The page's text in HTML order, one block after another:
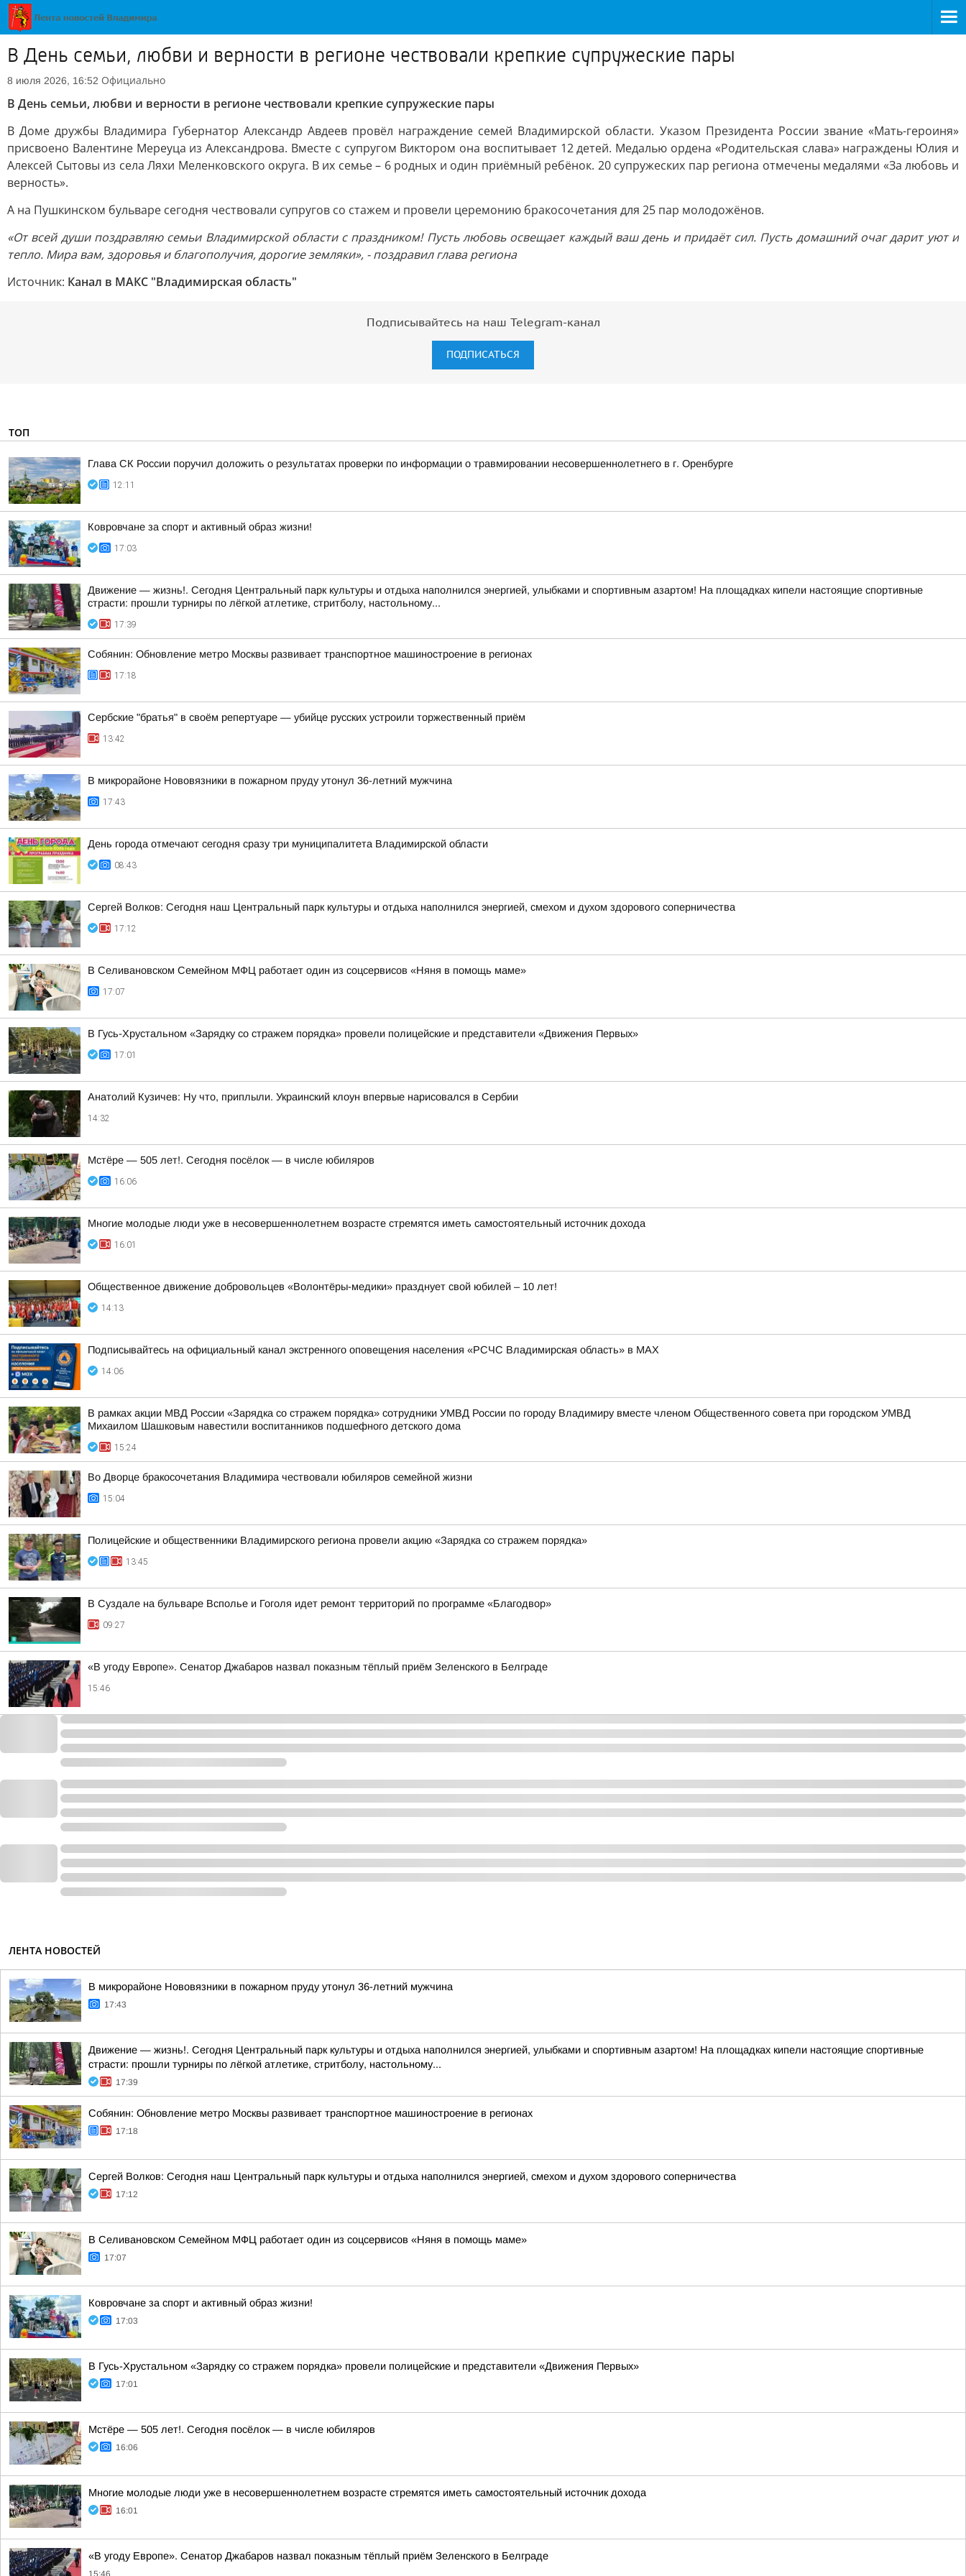
В День семьи, любви и верности в регионе чествовали крепкие супружеские пары
8 июля 2026, 16:52 Официально
В День семьи, любви и верности в регионе чествовали крепкие супружеские пары
В Доме дружбы Владимира Губернатор Александр Авдеев провёл награждение семей Владимирской области. Указом Президента России звание «Мать-героиня»
присвоено Валентине Мереуца из Александрова. Вместе с супругом Виктором она воспитывает 12 детей. Медалью ордена «Родительская слава» награждены Юлия и
Алексей Сытовы из села Ляхи Меленковского округа. В их семье – 6 родных и один приёмный ребёнок. 20 супружеских пар региона отмечены медалями «За любовь и
верность».
А на Пушкинском бульваре сегодня чествовали супругов со стажем и провели церемонию бракосочетания для 25 пар молодожёнов.
«От всей души поздравляю семьи Владимирской области с праздником! Пусть любовь освещает каждый ваш день и придаёт сил. Пусть домашний очаг дарит уют и
тепло. Мира вам, здоровья и благополучия, дорогие земляки», - поздравил глава региона
Источник: Канал в МАКС "Владимирская область"
Подписывайтесь на наш Telegram-канал
ПОДПИСАТЬСЯ
ТОП
Глава СК России поручил доложить о результатах проверки по информации о травмировании несовершеннолетнего в г. Оренбурге
12:11
Ковровчане за спорт и активный образ жизни!
17:03
Движение — жизнь!. Сегодня Центральный парк культуры и отдыха наполнился энергией, улыбками и спортивным азартом! На площадках кипели настоящие спортивные
страсти: прошли турниры по лёгкой атлетике, стритболу, настольному...
17:39
Собянин: Обновление метро Москвы развивает транспортное машиностроение в регионах
17:18
Сербские "братья" в своём репертуаре — убийце русских устроили торжественный приём
13:42
В микрорайоне Нововязники в пожарном пруду утонул 36-летний мужчина
17:43
День города отмечают сегодня сразу три муниципалитета Владимирской области
08:43
Сергей Волков: Сегодня наш Центральный парк культуры и отдыха наполнился энергией, смехом и духом здорового соперничества
17:12
В Селивановском Семейном МФЦ работает один из соцсервисов «Няня в помощь маме»
17:07
В Гусь-Хрустальном «Зарядку со стражем порядка» провели полицейские и представители «Движения Первых»
17:01
Анатолий Кузичев: Ну что, приплыли. Украинский клоун впервые нарисовался в Сербии
14:32
Мстёре — 505 лет!. Сегодня посёлок — в числе юбиляров
16:06
Многие молодые люди уже в несовершеннолетнем возрасте стремятся иметь самостоятельный источник дохода
16:01
Общественное движение добровольцев «Волонтёры-медики» празднует свой юбилей – 10 лет!
14:13
Подписывайтесь на официальный канал экстренного оповещения населения «РСЧС Владимирская область» в МАХ
14:06
В рамках акции МВД России «Зарядка со стражем порядка» сотрудники УМВД России по городу Владимиру вместе членом Общественного совета при городском УМВД
Михаилом Шашковым навестили воспитанников подшефного детского дома
15:24
Во Дворце бракосочетания Владимира чествовали юбиляров семейной жизни
15:04
Полицейские и общественники Владимирского региона провели акцию «Зарядка со стражем порядка»
13:45
В Суздале на бульваре Всполье и Гоголя идет ремонт территорий по программе «Благодвор»
09:27
«В угоду Европе». Сенатор Джабаров назвал показным тёплый приём Зеленского в Белграде
15:46
ЛЕНТА НОВОСТЕЙ
В микрорайоне Нововязники в пожарном пруду утонул 36-летний мужчина
17:43
Движение — жизнь!. Сегодня Центральный парк культуры и отдыха наполнился энергией, улыбками и спортивным азартом! На площадках кипели настоящие спортивные
страсти: прошли турниры по лёгкой атлетике, стритболу, настольному...
17:39
Собянин: Обновление метро Москвы развивает транспортное машиностроение в регионах
17:18
Сергей Волков: Сегодня наш Центральный парк культуры и отдыха наполнился энергией, смехом и духом здорового соперничества
17:12
В Селивановском Семейном МФЦ работает один из соцсервисов «Няня в помощь маме»
17:07
Ковровчане за спорт и активный образ жизни!
17:03
В Гусь-Хрустальном «Зарядку со стражем порядка» провели полицейские и представители «Движения Первых»
17:01
Мстёре — 505 лет!. Сегодня посёлок — в числе юбиляров
16:06
Многие молодые люди уже в несовершеннолетнем возрасте стремятся иметь самостоятельный источник дохода
16:01
«В угоду Европе». Сенатор Джабаров назвал показным тёплый приём Зеленского в Белграде
15:46